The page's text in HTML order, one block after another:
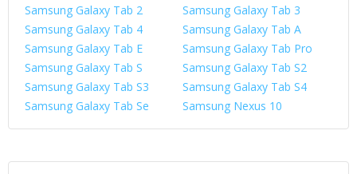
Samsung Galaxy Tab 2
Samsung Galaxy Tab 3
Samsung Galaxy Tab 4
Samsung Galaxy Tab A
Samsung Galaxy Tab E
Samsung Galaxy Tab Pro
Samsung Galaxy Tab S
Samsung Galaxy Tab S2
Samsung Galaxy Tab S3
Samsung Galaxy Tab S4
Samsung Galaxy Tab Se
Samsung Nexus 10